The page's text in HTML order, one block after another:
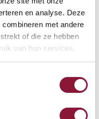
en analyse. Deze
met andere
of die ze hebben
van hun services.
mit
Togu